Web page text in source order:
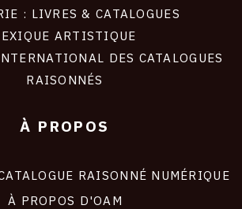
: LIVRES & CATALOGUES
ARTISTIQUE
DES CATALOGUES
RAISONNÉS
À PROPOS
RAISONNÉ NUMÉRIQUE
À PROPOS D'OAM